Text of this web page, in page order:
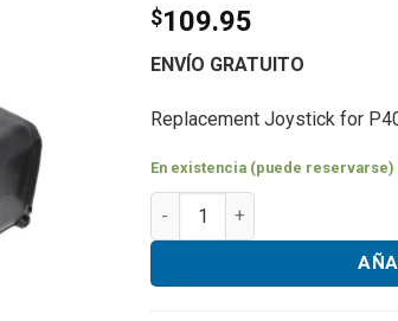
$109.95
ENVÍO GRATUITO
Replacement Joystick for
En existencia (puede reservarse)
Replacement Joystick for